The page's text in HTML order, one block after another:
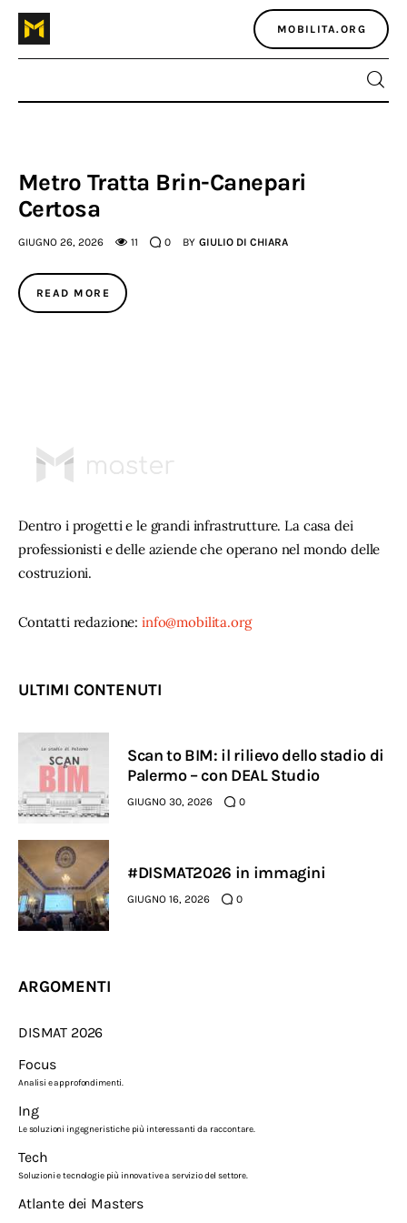
MOBILITA.ORG
Home
Atlante dei masters
Agenzia e media
Metro Tratta Brin-Canepari
Certosa
GIUGNO 26, 2026 11 0 BY GIULIO DI CHIARA
READ MORE
Dentro i progetti e le grandi infrastrutture. La casa dei
professionisti e delle aziende che operano nel mondo delle
costruzioni.
Contatti redazione: info@mobilita.org
ULTIMI CONTENUTI
Scan to BIM: il rilievo dello stadio di
Palermo – con DEAL Studio
GIUGNO 30, 2026 0
#DISMAT2026 in immagini
GIUGNO 16, 2026 0
ARGOMENTI
DISMAT 2026
Focus
Analisi e approfondimenti.
Ing
Le soluzioni ingegneristiche più interessanti da raccontare.
Tech
Soluzioni e tecnologie più innovative a servizio del settore.
Atlante dei Masters